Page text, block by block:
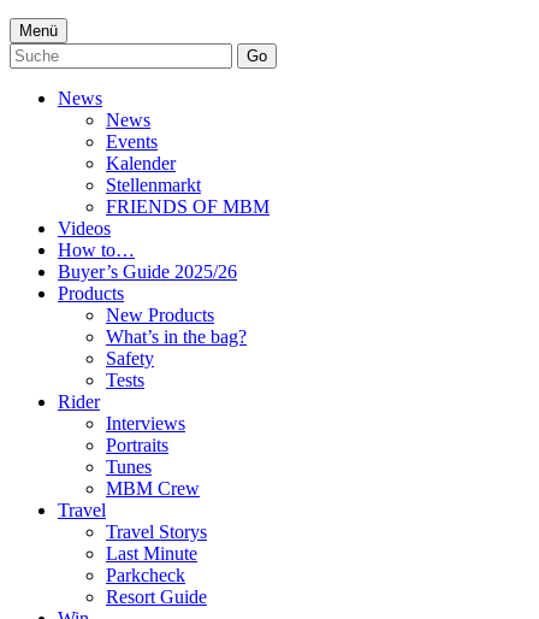
Menü
Go
News
News
Events
Kalender
Stellenmarkt
FRIENDS OF MBM
Videos
How to…
Buyer’s Guide 2025/26
Products
New Products
What’s in the bag?
Safety
Tests
Rider
Interviews
Portraits
Tunes
MBM Crew
Travel
Travel Storys
Last Minute
Parkcheck
Resort Guide